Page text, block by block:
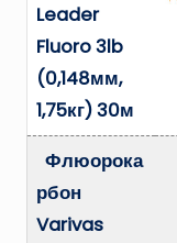
Leader
Fluoro 3lb
(0,148мм,
1,75кг) 30м
Флюорока
рбон
Varivas